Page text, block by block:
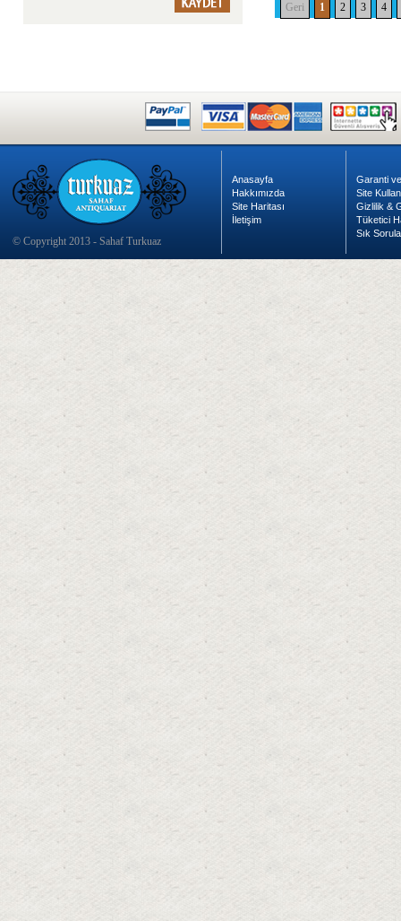
Geri 1 2 3 4
© Copyright 2013 - Sahaf Turkuaz
Anasayfa
Hakkımızda
Site Haritası
İletişim
Garanti
Site
Gizlilik &
Tüketici
Sık